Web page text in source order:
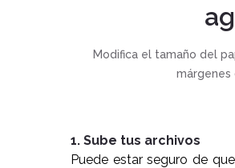
Modifica el tamaño del
márgenes
1. Sube tus archivos
Puede estar seguro de